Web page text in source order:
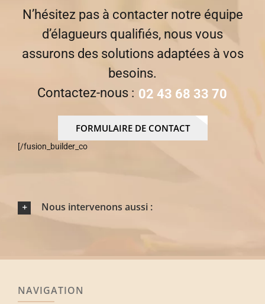
N’hésitez pas à contacter notre équipe
d’élagueurs qualifiés, nous vous
assurons des solutions adaptées à vos
besoins.
Contactez-nous : 02 43 68 33 70
FORMULAIRE DE CONTACT
[/fusion_builder_co
Nous intervenons aussi :
NAVIGATION